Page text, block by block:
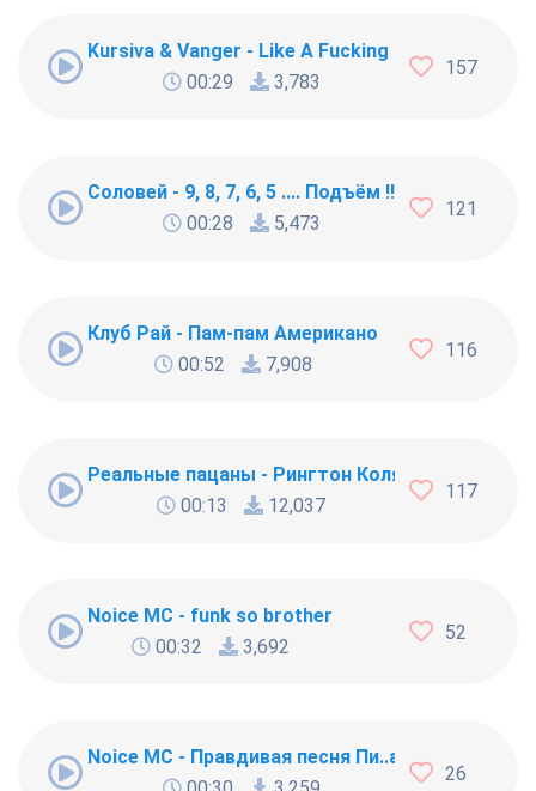
Kursiva & Vanger - Like A Fucking Newbie
00:29
3,783
157
Соловей - 9, 8, 7, 6, 5 .... Подъём !!!
00:28
5,473
121
Клуб Рай - Пам-пам Американо
00:52
7,908
116
Реальные пацаны - Рингтон Коляна
00:13
12,037
117
Noice MC - funk so brother
00:32
3,692
52
Noice MC - Правдивая песня Пи..абола
26